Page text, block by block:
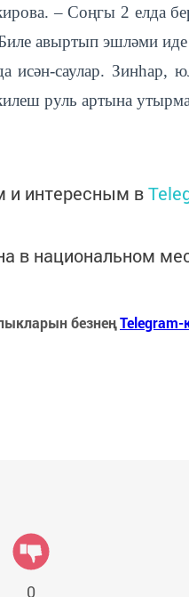
– Соңгы 2 елда
авыртып эшләми
саулар. Зинһар,
руль артына
интересным в
в национальном
безнең
0